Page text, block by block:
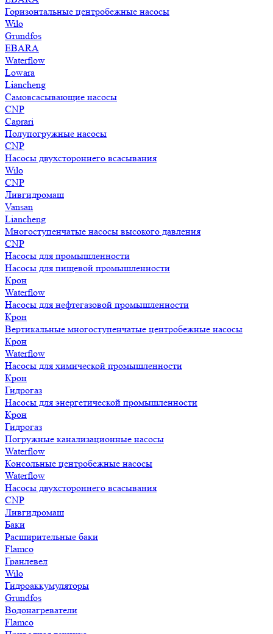
Горизонтальные центробежные насосы
Wilo
Grundfos
EBARA
Waterflow
Lowara
Liancheng
Самовсасывающие насосы
CNP
Caprari
Полупогружные насосы
CNP
Насосы двухстороннего всасывания
Wilo
CNP
Ливгидромаш
Vansan
Liancheng
Многоступенчатые насосы высокого давления
CNP
Насосы для промышленности
Насосы для пищевой промышленности
Крон
Waterflow
Насосы для нефтегазовой промышленности
Крон
Вертикальные многоступенчатые центробежные насосы
Крон
Waterflow
Насосы для химической промышленности
Крон
Гидрогаз
Насосы для энергетической промышленности
Крон
Гидрогаз
Погружные канализационные насосы
Waterflow
Консольные центробежные насосы
Waterflow
Насосы двухстороннего всасывания
CNP
Ливгидромаш
Баки
Расширительные баки
Flamco
Гранлевел
Wilo
Гидроаккумуляторы
Grundfos
Водонагреватели
Flamco